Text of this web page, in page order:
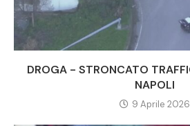
DROGA - STRONCATO
NAPOLI
9 Aprile 2026